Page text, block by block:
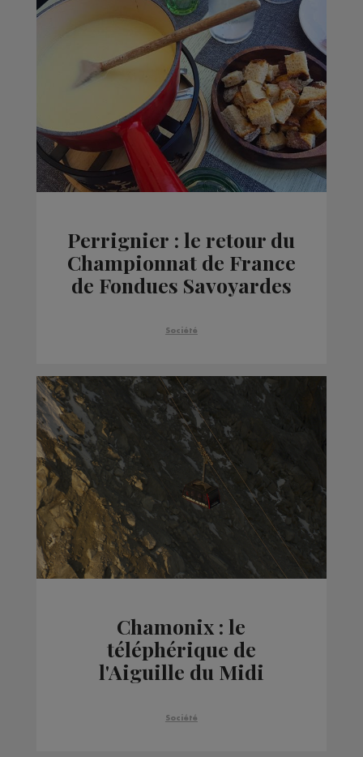
Perrignier : le retour du
Championnat de France
de Fondues Savoyardes
Société
Chamonix : le
téléphérique de
l'Aiguille du Midi
Société